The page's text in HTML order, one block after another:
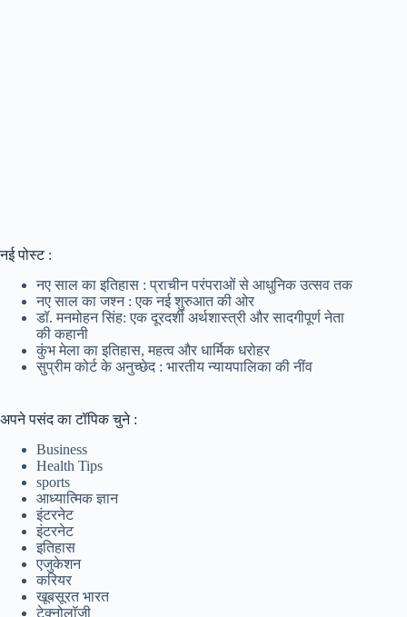
नई पोस्ट :
नए साल का इतिहास : प्राचीन परंपराओं से आधुनिक उत्सव तक
नए साल का जश्न : एक नई शुरुआत की ओर
डॉ. मनमोहन सिंह: एक दूरदर्शी अर्थशास्त्री और सादगीपूर्ण नेता
की कहानी
कुंभ मेला का इतिहास, महत्व और धार्मिक धरोहर
सुप्रीम कोर्ट के अनुच्छेद : भारतीय न्यायपालिका की नींव
अपने पसंद का टॉपिक चुने :
Business
Health Tips
sports
आध्यात्मिक ज्ञान
इंटरनेट
इंटरनेट
इतिहास
एजुकेशन
करियर
खूबसूरत भारत
टेक्नोलॉजी